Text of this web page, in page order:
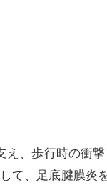
、歩行時の衝
て、足底腱膜炎